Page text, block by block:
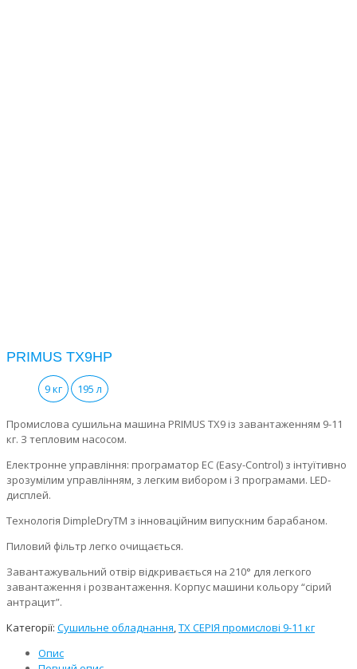
PRIMUS TX9HP
9 кг 195 л
Промислова сушильна машина PRIMUS TX9 із завантаженням 9-11
кг. З тепловим насосом.
Електронне управління: програматор EC (Easy-Control) з інтуїтивно
зрозумілим управлінням, з легким вибором і 3 програмами. LED-
дисплей.
Технологія DimpleDryTM з інноваційним випускним барабаном.
Пиловий фільтр легко очищається.
Завантажувальний отвір відкривається на 210° для легкого
завантаження і розвантаження. Корпус машини кольору “сірий
антрацит”.
Категорії: Сушильне обладнання,ТХ СЕРІЯ промислові 9-11 кг
Опис